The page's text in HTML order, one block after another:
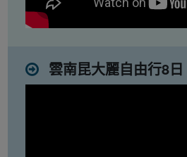
雲南昆大麗自由行8日